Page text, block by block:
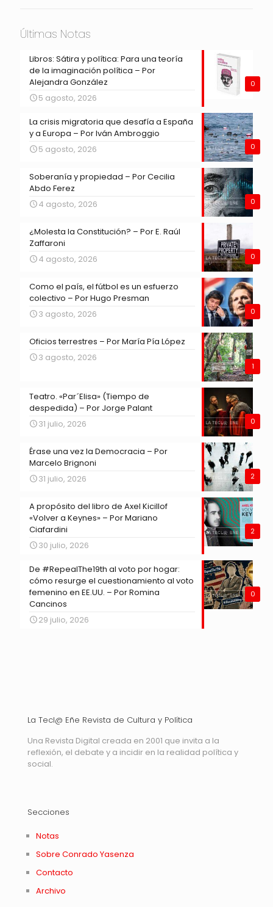
Últimas Notas
0
Libros: Sátira y política: Para una teoría
de la imaginación política – Por
Alejandra González
5 agosto, 2026
0
La crisis migratoria que desafía a España
y a Europa – Por Iván Ambroggio
5 agosto, 2026
0
Soberanía y propiedad – Por Cecilia
Abdo Ferez
4 agosto, 2026
0
¿Molesta la Constitución? – Por E. Raúl
Zaffaroni
4 agosto, 2026
0
Como el país, el fútbol es un esfuerzo
colectivo – Por Hugo Presman
3 agosto, 2026
1
Oficios terrestres – Por María Pía López
3 agosto, 2026
0
Teatro. «Par´Elisa» (Tiempo de
despedida) – Por Jorge Palant
31 julio, 2026
2
Érase una vez la Democracia – Por
Marcelo Brignoni
31 julio, 2026
2
A propósito del libro de Axel Kicillof
«Volver a Keynes» – Por Mariano
Ciafardini
30 julio, 2026
0
De #RepealThe19th al voto por hogar:
cómo resurge el cuestionamiento al voto
femenino en EE.UU. – Por Romina
Cancinos
29 julio, 2026
La Tecl@ Eñe Revista de Cultura y Política
Una Revista Digital creada en 2001 que invita a la
reflexión, el debate y a incidir en la realidad política y
social.
Secciones
Notas
Sobre Conrado Yasenza
Contacto
Archivo